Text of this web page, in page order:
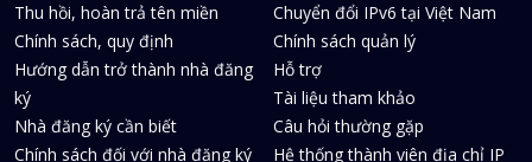
Thu hồi, hoàn trả tên miền
Chính sách, quy định
Hướng dẫn trở thành nhà đăng
ký
Nhà đăng ký cần biết
Chính sách đối với nhà đăng ký
Chuyển đổi IPv6 tại Việt Nam
Chính sách quản lý
Hỗ trợ
Tài liệu tham khảo
Câu hỏi thường gặp
Hệ thống thành viên địa chỉ IP